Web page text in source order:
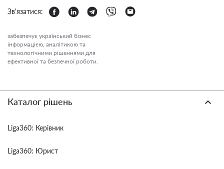
Зв'язатися:
забезпечує український бізнес
інформацією, аналітикою та
технологічними рішеннями для
ефективної та безпечної роботи.
Каталог рішень
Liga360: Керівник
Liga360: Юрист